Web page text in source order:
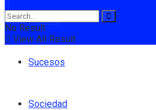
Política
Sucesos
Sociedad
No Result
View All Result